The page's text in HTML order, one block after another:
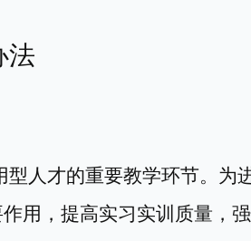
法
人才的重要教学环节。为
用，提高实习实训 质量，